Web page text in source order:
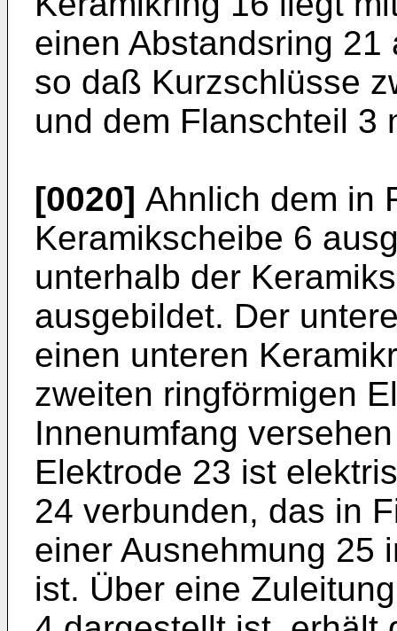
einen Abstandsring
so daß Kurzschlüsse
und dem Flanschteil 3
[0020] Ahnlich dem in
Keramikscheibe 6
unterhalb der
ausgebildet. Der
einen unteren
zweiten ringförmigen
Innenumfang
Elektrode 23 ist
24 verbunden, das in
einer Ausnehmung 25
ist. Über eine